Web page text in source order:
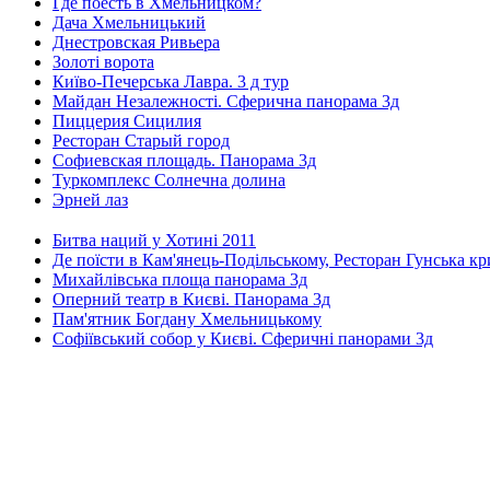
Дача Хмельницький
Днестровская Ривьера
Золоті ворота
Київо-Печерська Лавра. 3 д тур
Майдан Незалежності. Сферична панорама 3д
Пиццерия Сицилия
Ресторан Старый город
Софиевская площадь. Панорама 3д
Туркомплекс Солнечна долина
Эрней лаз
Битва наций у Хотині 2011
Де поїсти в Кам'янець-Подільському, Ресторан Гунська
Михайлівська площа панорама 3д
Оперний театр в Києві. Панорама 3д
Пам'ятник Богдану Хмельницькому
Софіївський собор у Києві. Сферичні панорами 3д